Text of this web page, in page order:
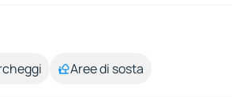
Aree di sosta